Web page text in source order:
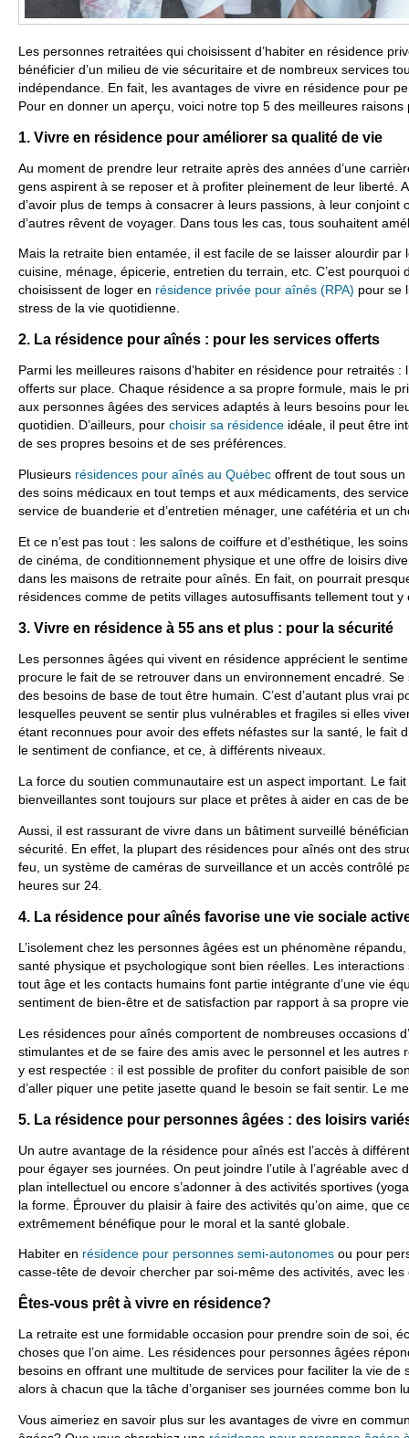
Les personnes retraitées qui choisissent d’habiter en résidence
bénéficier d’un milieu de vie sécuritaire et de nombreux services
indépendance. En fait, les avantages de vivre en résidence pour
Pour en donner un aperçu, voici notre top 5 des meilleures
1. Vivre en résidence pour améliorer sa qualité de vie
Au moment de prendre leur retraite après des années d’une
gens aspirent à se reposer et à profiter pleinement de leur liberté.
d’avoir plus de temps à consacrer à leurs passions, à leur conjoint
d’autres rêvent de voyager. Dans tous les cas, tous souhaitent
Mais la retraite bien entamée, il est facile de se laisser alourdir par
cuisine, ménage, épicerie, entretien du terrain, etc. C’est pourquoi
choisissent de loger en résidence privée pour aînés (RPA) pour se
stress de la vie quotidienne.
2. La résidence pour aînés : pour les services offerts
Parmi les meilleures raisons d’habiter en résidence pour retraités :
offerts sur place. Chaque résidence a sa propre formule, mais le
aux personnes âgées des services adaptés à leurs besoins pour
quotidien. D’ailleurs, pour choisir sa résidence idéale, il peut être
de ses propres besoins et de ses préférences.
Plusieurs résidences pour aînés au Québec offrent de tout sous un
des soins médicaux en tout temps et aux médicaments, des
service de buanderie et d’entretien ménager, une cafétéria et un
Et ce n’est pas tout : les salons de coiffure et d’esthétique, les
de cinéma, de conditionnement physique et une offre de loisirs
dans les maisons de retraite pour aînés. En fait, on pourrait
résidences comme de petits villages autosuffisants tellement tout y
3. Vivre en résidence à 55 ans et plus : pour la sécurité
Les personnes âgées qui vivent en résidence apprécient le
procure le fait de se retrouver dans un environnement encadré.
des besoins de base de tout être humain. C’est d’autant plus vrai
lesquelles peuvent se sentir plus vulnérables et fragiles si elles
étant reconnues pour avoir des effets néfastes sur la santé, le fait
le sentiment de confiance, et ce, à différents niveaux.
La force du soutien communautaire est un aspect important. Le
bienveillantes sont toujours sur place et prêtes à aider en cas de
Aussi, il est rassurant de vivre dans un bâtiment surveillé
sécurité. En effet, la plupart des résidences pour aînés ont des
feu, un système de caméras de surveillance et un accès contrôlé
heures sur 24.
4. La résidence pour aînés favorise une vie sociale
L’isolement chez les personnes âgées est un phénomène
santé physique et psychologique sont bien réelles. Les
tout âge et les contacts humains font partie intégrante d’une vie
sentiment de bien-être et de satisfaction par rapport à sa propre
Les résidences pour aînés comportent de nombreuses occasions
stimulantes et de se faire des amis avec le personnel et les autres
y est respectée : il est possible de profiter du confort paisible de
d’aller piquer une petite jasette quand le besoin se fait sentir. Le
5. La résidence pour personnes âgées : des loisirs
Un autre avantage de la résidence pour aînés est l’accès à
pour égayer ses journées. On peut joindre l’utile à l’agréable avec
plan intellectuel ou encore s’adonner à des activités sportives
la forme. Éprouver du plaisir à faire des activités qu’on aime, que
extrêmement bénéfique pour le moral et la santé globale.
Habiter en résidence pour personnes semi-autonomes ou pour
casse-tête de devoir chercher par soi-même des activités, avec
Êtes-vous prêt à vivre en résidence?
La retraite est une formidable occasion pour prendre soin de soi,
choses que l’on aime. Les résidences pour personnes âgées
besoins en offrant une multitude de services pour faciliter la vie de
alors à chacun que la tâche d’organiser ses journées comme bon
Vous aimeriez en savoir plus sur les avantages de vivre en